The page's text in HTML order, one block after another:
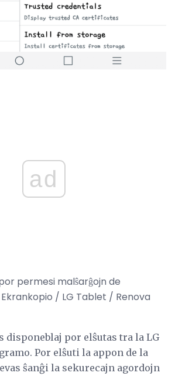
ad
permesi malŝarĝojn de
/ LG Tablet / Renova
disponeblaj por elŝutas tra la LG
Por elŝuti la appon de la
ŝanĝi la sekurecajn agordojn